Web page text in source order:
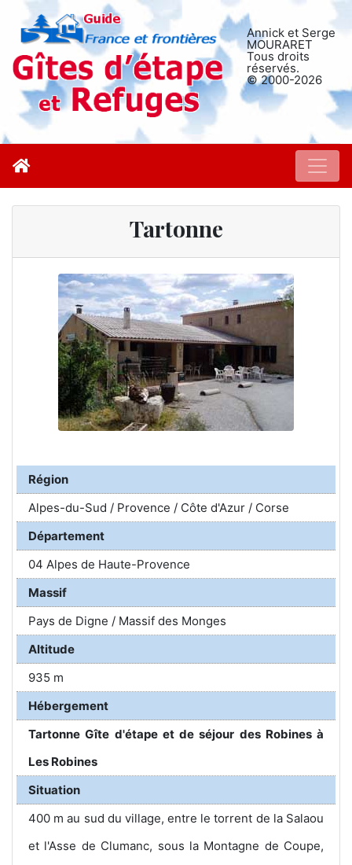
Annick et Serge
MOURARET
Tous droits
réservés.
© 2000-2026
Tartonne
Région
Alpes-du-Sud / Provence / Côte d'Azur / Corse
Département
04 Alpes de Haute-Provence
Massif
Pays de Digne / Massif des Monges
Altitude
935 m
Hébergement
Tartonne Gîte d'étape et de séjour des Robines à
Les Robines
Situation
400 m au sud du village, entre le torrent de la Salaou
et l'Asse de Clumanc, sous la Montagne de Coupe,